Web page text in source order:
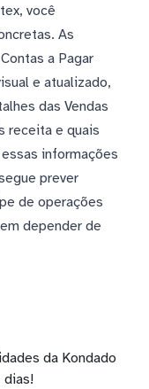
você
As
a Pagar
e atualizado,
das Vendas
receita e quais
informações
prever
de operações
depender de
da Kondado
dias!